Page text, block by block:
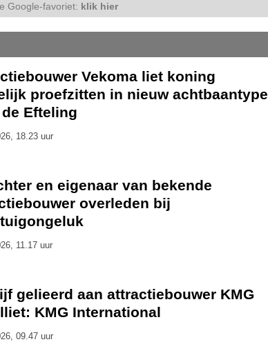
Google-favoriet: klik hier
Vekoma liet koning
proefzitten in nieuw achtbaantype
Efteling
18.23 uur
en eigenaar van bekende
overleden bij
11.17 uur
gelieerd aan attractiebouwer KMG
KMG International
09.47 uur